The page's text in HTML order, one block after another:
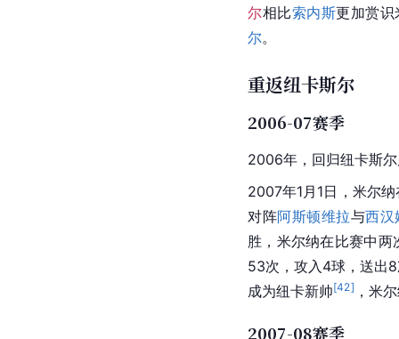
尔相比索内斯更加赏识
尔。
重返纽卡斯尔
2006-07赛季
2006年，回归纽卡斯
2007年1月1日，米尔
对阵阿斯顿维拉与西汉
胜，米尔纳在比赛中
53次，攻入4球，送出
成为纽卡新帅[42] ，米
2007-08赛季